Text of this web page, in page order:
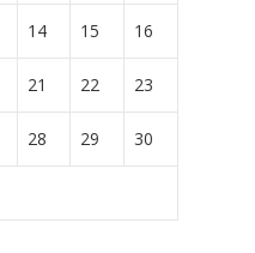
14 15 16
21 22 23
28 29 30